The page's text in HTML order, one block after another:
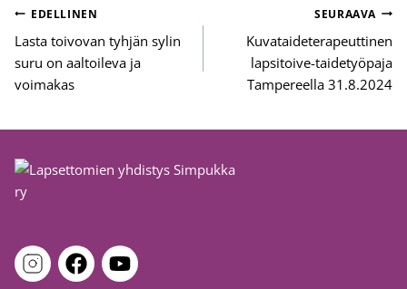
Artikkelien
selaus
EDELLINEN
Lasta toivovan tyhjän sylin
suru on aaltoileva ja
voimakas
SEURAAVA
Kuvataideterapeuttinen
lapsitoive-taidetyöpaja
Tampereella 31.8.2024